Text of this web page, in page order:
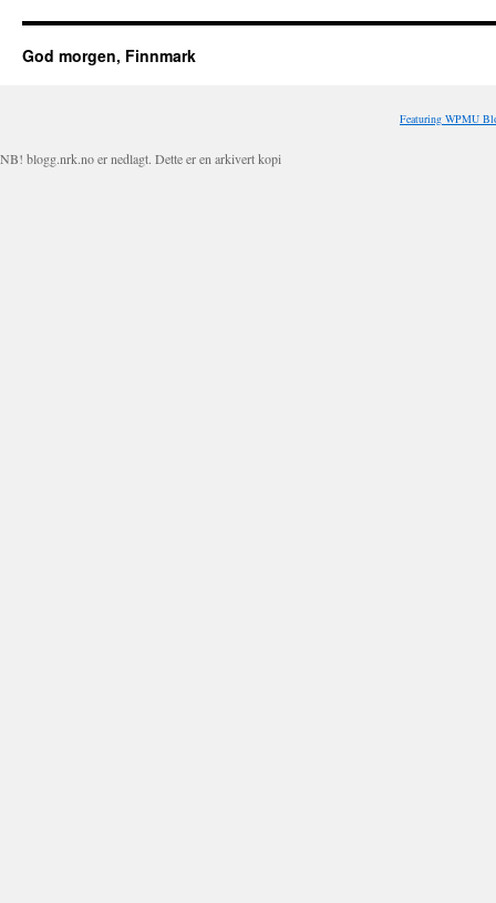
God morgen, Finnmark
Featuring WPMU
NB! blogg.nrk.no er nedlagt. Dette er en arkivert kopi